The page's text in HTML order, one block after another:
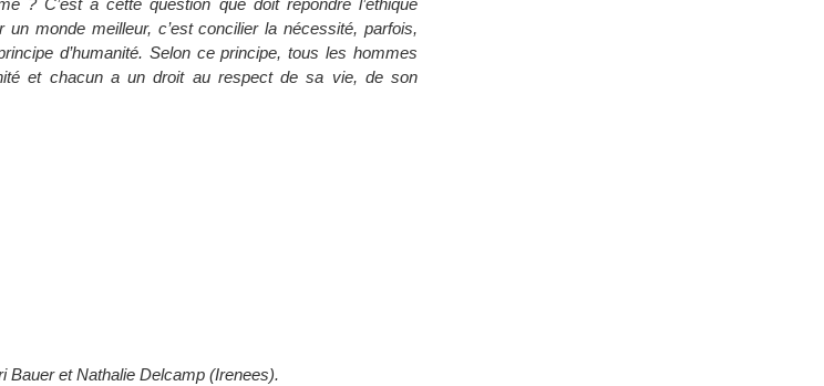
? C’est à cette question que doit répondre l’éthique
monde meilleur, c’est concilier la nécessité, parfois,
d’humanité. Selon ce principe, tous les hommes
et chacun a un droit au respect de sa vie, de son
Bauer et Nathalie Delcamp (Irenees).